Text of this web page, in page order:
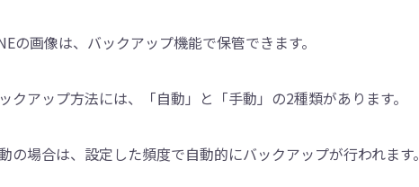
の画像は、バックアップ機能で保管できます。
クアップ方法には、「自動」と「手動」の2種類があります。
の場合は、設定した頻度で自動的にバックアップが行われます。